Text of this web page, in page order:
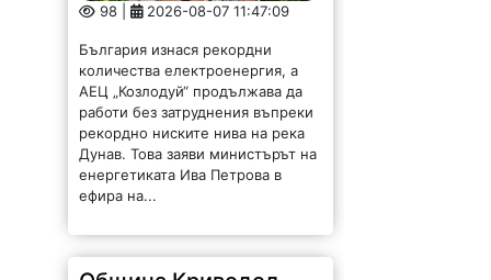
98 | 2026-08-07 11:47:09
България изнася рекордни
количества електроенергия, а
АЕЦ „Козлодуй“ продължава да
работи без затруднения въпреки
рекордно ниските нива на река
Дунав. Това заяви министърът на
енергетиката Ива Петрова в
ефира на...